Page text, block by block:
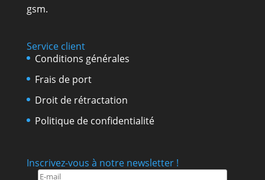
gsm.
Service client
Conditions générales
Frais de port
Droit de rétractation
Politique de confidentialité
Inscrivez-vous à notre newsletter !